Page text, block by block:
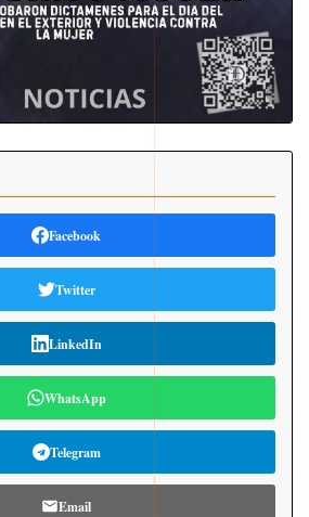
Facebook
Twitter
LinkedIn
WhatsApp
Telegram
Email